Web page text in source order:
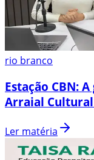
rio branco
Estação CBN:
Arraial Cultural
Ler matéria